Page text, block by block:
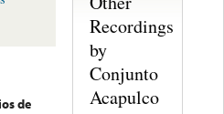
de
Recordings
by
Conjunto
Acapulco